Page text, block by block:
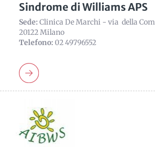
Sindrome di Williams APS
Sede: Clinica De Marchi - via della
20122 Milano
Telefono: 02 49796552